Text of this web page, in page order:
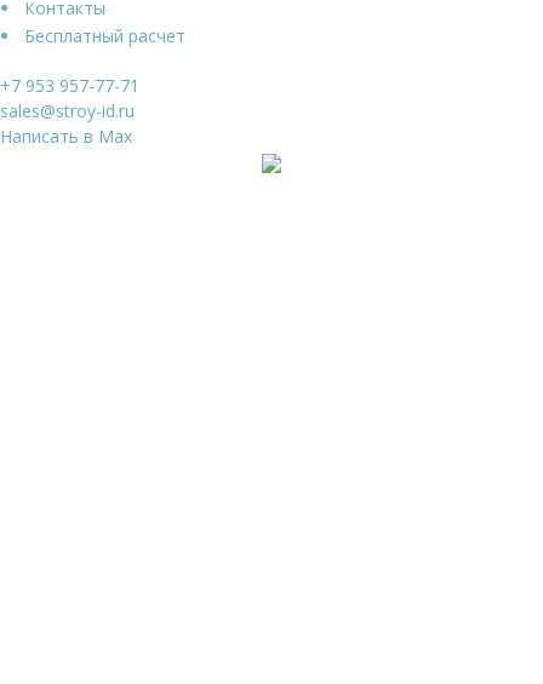
Контакты
Бесплатный расчет
+7 953 957-77-71
sales@stroy-id.ru
Написать в Max